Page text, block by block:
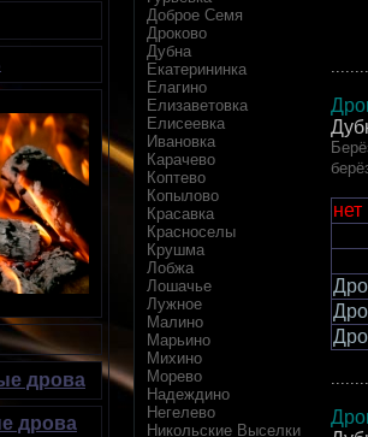
Доброе Семя
Дроково
Дубна
Екатерининка
Елагино
Елизаветовка
Елисеевка
Ивановка
Карачево
Коптево
Копылово
Красавка
Красноселы
Крушма
Лобжа
Лошачье
Лужное
Малино
Марьино
Михино
Морево
Надеждино
Негелево
Никольские Выселки
дрова
дрова